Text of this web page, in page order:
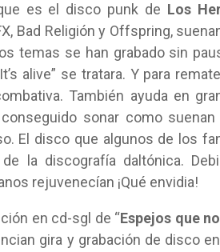
es el disco punk de Los
Bad Religión y Offspring,
temas se han grabado sin
alive” se tratara. Y para
También ayuda en
sonar como
El disco que algunos de los
la discografía daltónica.
rejuvenecían ¡Qué envidia!
en cd-sgl de “Espejos que
gira y grabación de disco